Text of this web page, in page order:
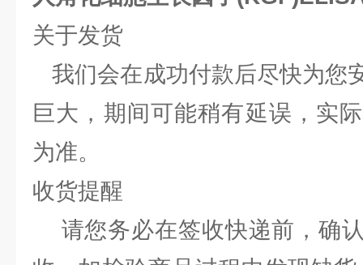
关于发货
我们会在成功付款后尽快为您
巨大，期间可能稍有延误，实
为准。
收货提醒
请您务必在签收快递前，确